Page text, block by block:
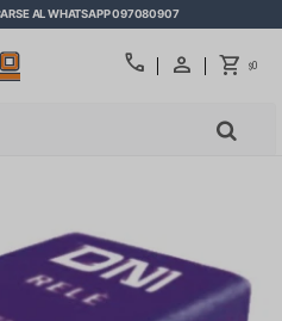
AL WHATSAPP 097080907
call $0